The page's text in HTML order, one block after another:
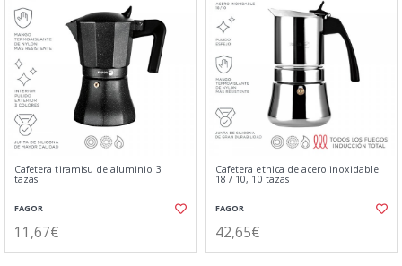
Cafetera tiramisu de aluminio 3
tazas
FAGOR
11,67€
Cafetera etnica de acero inoxidable
18 / 10, 10 tazas
FAGOR
42,65€